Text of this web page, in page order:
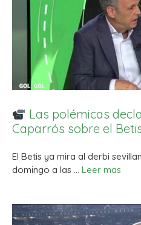
Las polémicas
Caparrós sobre el
El Betis ya mira al derbi
domingo a las … Leer mas